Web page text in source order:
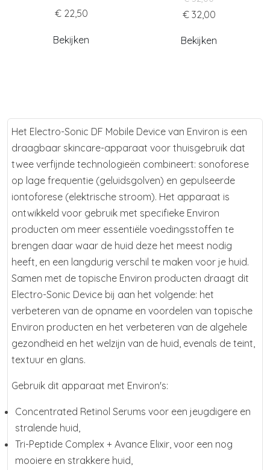
€ 22,50
Bekijken
€ 32,00
Bekijken
Het Electro-Sonic DF Mobile Device van Environ is een
draagbaar skincare-apparaat voor thuisgebruik dat
twee verfijnde technologieën combineert: sonoforese
op lage frequentie (geluidsgolven) en gepulseerde
iontoforese (elektrische stroom). Het apparaat is
ontwikkeld voor gebruik met specifieke Environ
producten om meer essentiële voedingsstoffen te
brengen daar waar de huid deze het meest nodig
heeft, en een langdurig verschil te maken voor je huid.
Samen met de topische Environ producten draagt dit
Electro-Sonic Device bij aan het volgende: het
verbeteren van de opname en voordelen van topische
Environ producten en het verbeteren van de algehele
gezondheid en het welzijn van de huid, evenals de teint,
textuur en glans.
Gebruik dit apparaat met Environ's:
Concentrated Retinol Serums voor een jeugdigere en
stralende huid,
Tri-Peptide Complex + Avance Elixir, voor een nog
mooiere en strakkere huid,